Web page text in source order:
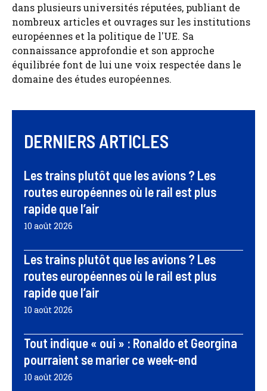
dans plusieurs universités réputées, publiant de
nombreux articles et ouvrages sur les institutions
européennes et la politique de l'UE. Sa
connaissance approfondie et son approche
équilibrée font de lui une voix respectée dans le
domaine des études européennes.
DERNIERS ARTICLES
Les trains plutôt que les avions ? Les
routes européennes où le rail est plus
rapide que l’air
10 août 2026
Les trains plutôt que les avions ? Les
routes européennes où le rail est plus
rapide que l’air
10 août 2026
Tout indique « oui » : Ronaldo et Georgina
pourraient se marier ce week-end
10 août 2026